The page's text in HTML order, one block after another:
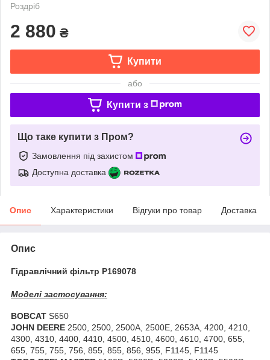
Роздріб
2 880 ₴
Купити
або
Купити з
Що таке купити з Пром?
Замовлення під захистом
Доступна доставка
Опис Характеристики Відгуки про товар Доставка
Опис
Гідравлічний фільтр P169078
Моделі застосування:
BOBCAT S650
JOHN DEERE 2500, 2500, 2500A, 2500E, 2653A, 4200, 4210,
4300, 4310, 4400, 4410, 4500, 4510, 4600, 4610, 4700, 655,
655, 755, 755, 756, 855, 855, 856, 955, F1145, F1145